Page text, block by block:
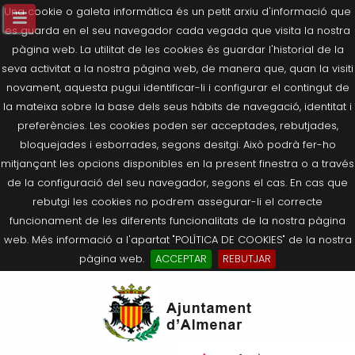
Una cookie o galeta informàtica és un petit arxiu d'informació que
es guarda en el seu navegador cada vegada que visita la nostra
pàgina web. La utilitat de les cookies és guardar l'historial de la
seva activitat a la nostra pàgina web, de manera que, quan la visiti
novament, aquesta pugui identificar-li i configurar el contingut de
la mateixa sobre la base dels seus hàbits de navegació, identitat i
preferències. Les cookies poden ser acceptades, rebutjades,
bloquejades i esborrades, segons desitgi. Això podrà fer-ho
mitjançant les opcions disponibles en la present finestra o a través
de la configuració del seu navegador, segons el cas. En cas que
rebutgi les cookies no podrem assegurar-li el correcte
funcionament de les diferents funcionalitats de la nostra pàgina
web. Més informació a l'apartat "POLÍTICA DE COOKIES" de la nostra
pàgina web.
ACCEPTAR
REBUTJAR
Salutació de l’Alcaldessa
Composició Consistori
Agricultura, Ramaderia i Medi
Què és la Seu Electrònica?
Últimes publicacions